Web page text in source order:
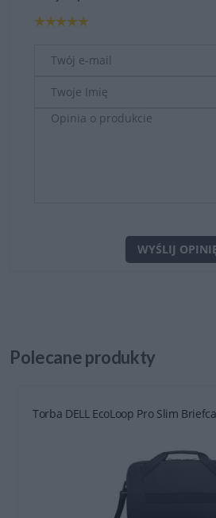
WYŚLIJ
Polecaneprodukty
Torba DELL EcoLoop Pro Slim